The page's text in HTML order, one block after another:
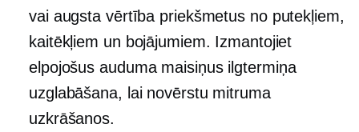
vai augsta vērtība priekšmetus no putekļiem,
kaitēkļiem un bojājumiem. Izmantojiet
elpojošus auduma maisiņus ilgtermiņa
uzglabāšana, lai novērstu mitruma
uzkrāšanos.